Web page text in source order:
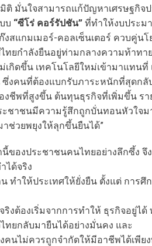
ติ มั่นใจสามารถแก้ปัญหาเศรษฐกิ
บ “ซีโร่ คอร์รัปชัน” ที่ทำให้งบประม
สแกมเมอร์-คอลเซ็นเตอร์ ควบคู่น
ทยกำลังยืนอยู่ท่ามกลางความท้าทา
กิดขึ้น เทคโนโลยีใหม่เข้ามาแทน
งคนที่ต้องแบกรับภาระหนักที่สุดกลั
งชีพที่สูงขึ้น ต้นทุนธุรกิจที่เพิ่มขึ้น ร
ชาชนมีความรู้สึกถูกบั่นทอนหัวใจม
าช่วยพยุงให้ลุกขึ้นยืนได้”
ของประชาชนคนไทยอย่างลึกซึ้ง จึ
ได้จริง
ทำให้ประเทศให้ยั่งยืน ตั้งแต่ การ
งต้องเริ่มจากการทำให้ ธุรกิจอยู่ไ
ทยกลับมายืนได้อย่างมั่นคง และ
นไม่ควรถูกจำกัดให้มีอาชีพได้เพียง